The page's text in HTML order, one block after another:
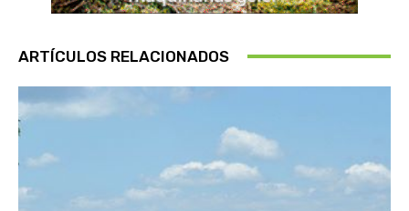
ARTÍCULOS RELACIONADOS